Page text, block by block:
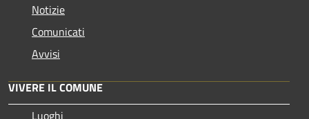
Notizie
Comunicati
Avvisi
VIVERE IL COMUNE
Luoghi